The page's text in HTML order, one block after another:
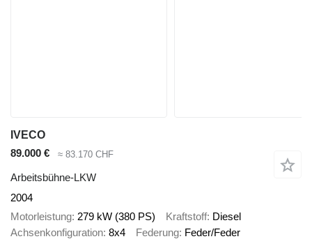
IVECO
89.000 €
≈ 83.170 CHF
Arbeitsbühne-LKW
2004
Motorleistung 279 kW (380 PS) Kraftstoff Diesel
Achsenkonfiguration 8x4 Federung Feder/Feder